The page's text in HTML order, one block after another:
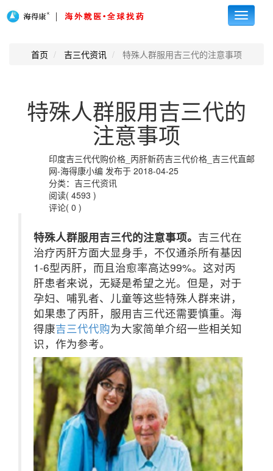
Toggle
首页 吉三代资讯 特殊人群服用吉三代的注意事项
特殊人群服用吉三代的
注意事项
印度吉三代代购价格_丙肝新药吉三代价格_吉三代直邮
网-海得康小编 发布于 2018-04-25
分类：吉三代资讯
阅读( 4593 )
评论( 0 )
特殊人群服用吉三代的注意事项。 吉三代在
治疗丙肝方面大显身手，不仅通杀所有基因
1-6型丙肝，而且治愈率高达99%。这对丙
肝患者来说，无疑是希望之光。但是，对于
孕妇、哺乳者、儿童等这些特殊人群来讲，
如果患了丙肝，服用吉三代还需要慎重。海
得康吉三代代购为大家简单介绍一些相关知
识，作为参考。